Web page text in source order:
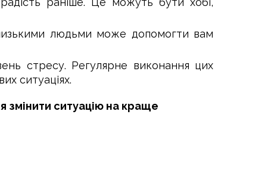
людьми може допомогти вам
стресу. Регулярне виконання цих
ситуаціях.
змінити ситуацію на краще